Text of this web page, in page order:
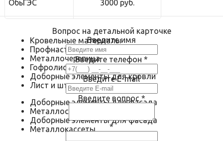
ОбьГЭС 3000 руб.
Вопрос на детальной карточке
Введите имя
Введите телефон *
Введите E-mail
Введите вопрос *
*
Кровельные материалы
Профнастил
Металлочерепица
Гофролист
Доборные элементы для кровли
Лист и штрипс
Доборные элементы для фасада
Металлосайдинг
Доборные элементы для фасада
Металлокассеты